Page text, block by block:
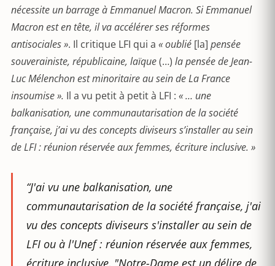
nécessite un barrage à Emmanuel Macron. Si Emmanuel
Macron est en tête, il va accélérer ses réformes
antisociales ». Il critique LFI qui a « oublié [la] pensée
souverainiste, républicaine, laïque(…) la pensée de Jean-
Luc Mélenchon est minoritaire au sein de La France
insoumise ». Il a vu petit à petit à LFI : « … une
balkanisation, une communautarisation de la société
française, j’ai vu des concepts diviseurs s’installer au sein
de LFI : réunion réservée aux femmes, écriture inclusive. »
“J'ai vu une balkanisation, une
communautarisation de la société française, j'ai
vu des concepts diviseurs s'installer au sein de
LFI ou à l'Unef : réunion réservée aux femmes,
écriture inclusive, "Notre-Dame est un délire de